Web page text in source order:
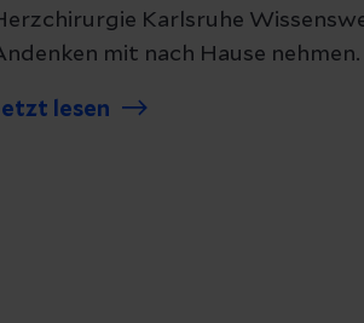
Karlsruhe
mit nach Hause nehmen.
lesen